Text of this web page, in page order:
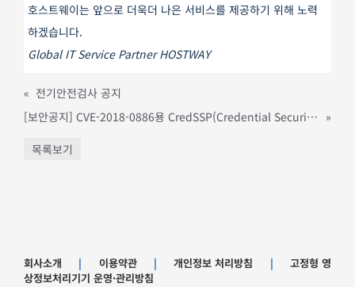
호스트웨이는 앞으로 더욱더 나은 서비스를 제공하기 위해 노력
하겠습니다.
Global IT Service Partner HOSTWAY
« 전기안전검사 공지
[보안공지] CVE-2018-0886용 CredSSP(Credential Security Support Provider 프로토콜) 업데이트 이슈 »
목록보기
회사소개 | 이용약관|개인정보 처리방침 | 고정형 영
상정보처리기기 운영·관리방침